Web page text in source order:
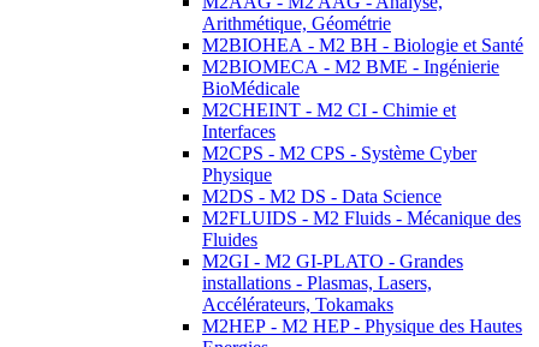
Arithmétique, Géométrie
M2BIOHEA - M2 BH - Biologie et Santé
M2BIOMECA - M2 BME - Ingénierie
BioMédicale
M2CHEINT - M2 CI - Chimie et
Interfaces
M2CPS - M2 CPS - Système Cyber
Physique
M2DS - M2 DS - Data Science
M2FLUIDS - M2 Fluids - Mécanique des
Fluides
M2GI - M2 GI-PLATO - Grandes
installations - Plasmas, Lasers,
Accélérateurs, Tokamaks
M2HEP - M2 HEP - Physique des Hautes